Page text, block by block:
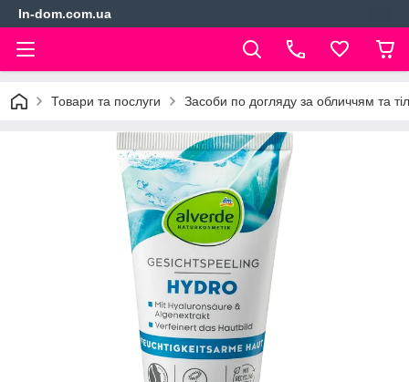
In-dom.com.ua
Товари та послуги Засоби по догляду за обличчям та